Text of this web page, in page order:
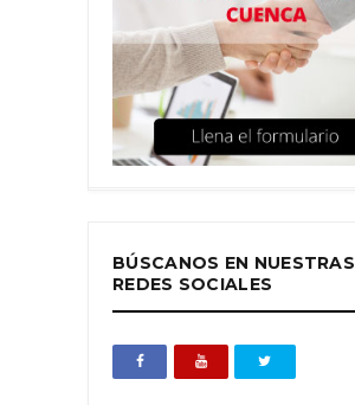
BÚSCANOS EN NUESTRAS
REDES SOCIALES